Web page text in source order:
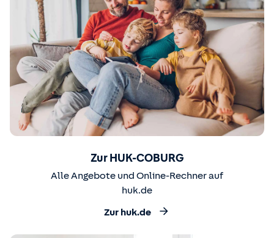
Zur HUK-COBURG
Alle Angebote und Online-Rechner auf
huk.de
Zur huk.de